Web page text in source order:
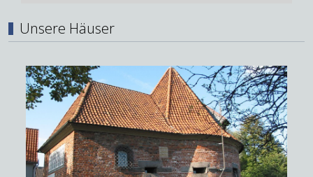
Unsere Häuser